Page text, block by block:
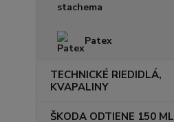
stachema
Patex
TECHNICKÉ RIEDIDLÁ,
KVAPALINY
ŠKODA ODTIENE 150 ML